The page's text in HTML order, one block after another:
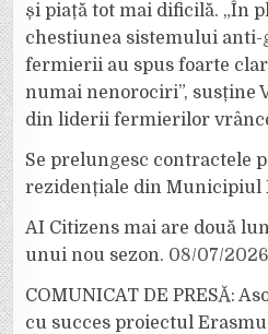
și piață tot mai dificilă. „În
chestiunea sistemului
fermierii au spus foarte clar
numai nenorociri”, susține
din liderii fermierilor
Se prelungesc contractele
rezidențiale din Municipiul
AI Citizens mai are două
unui nou sezon. 08/07/2026
COMUNICAT DE PRESĂ:
cu succes proiectul